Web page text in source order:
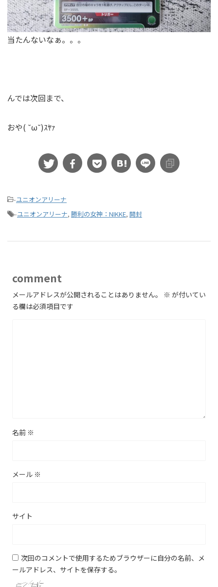
当たんないなぁ。。。
んでは次回まで、
おや( ˘ω˘)ｽﾔｧ
-ユニオンアリーナ
-ユニオンアリーナ, 勝利の女神：NIKKE, 開封
comment
メールアドレスが公開されることはありません。 ※ が付いてい
る欄は必須項目です
名前 ※
メール ※
サイト
次回のコメントで使用するためブラウザーに自分の名前、メ
ールアドレス、サイトを保存する。